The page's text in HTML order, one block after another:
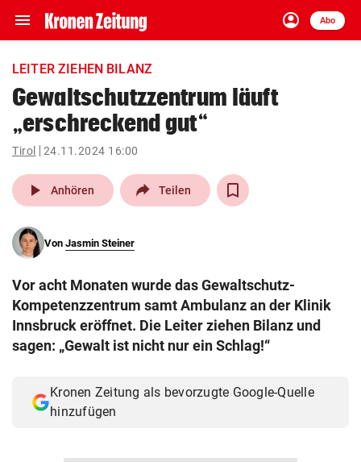
menu Navigation
ein-/ausklappen
account_circle
Anmelden
Abo
close Schließen
account_circle Anmelden
pin_drop
Wien arrow_right
search
eingeben
Muthgasse 2, 1190 Wien
LEITER ZIEHEN BILANZ
Gewaltschutzzentrum läuft
„erschreckend gut“
Tirol 24.11.2024 16:00
play_arrow Anhören Teilen
Von Jasmin Steiner
Vor acht Monaten wurde das Gewaltschutz-
Kompetenzzentrum samt Ambulanz an der Klinik
Innsbruck eröffnet. Die Leiter ziehen Bilanz und
sagen: „Gewalt ist nicht nur ein Schlag!“
Kronen Zeitung als bevorzugte Google-Quelle
hinzufügen